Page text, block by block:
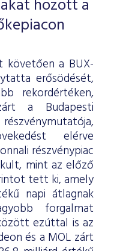
hozott a
követően a BUX-
erősödését,
rekordértéken,
a Budapesti
elérve
részvénypiac
mint az előző
tett ki, amely
napi átlagnak
forgalmat
ezúttal is az
és a MOL zárt